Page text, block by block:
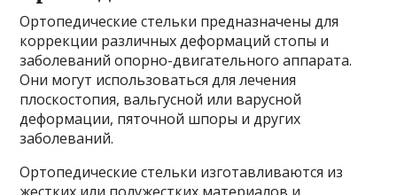
Ортопедические стельки предназначены для
коррекции различных деформаций стопы и
заболеваний опорно-двигательного аппарата.
Они могут использоваться для лечения
плоскостопия, вальгусной или варусной
деформации, пяточной шпоры и других
заболеваний.
Ортопедические стельки изготавливаются из